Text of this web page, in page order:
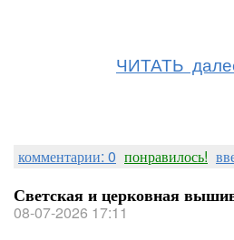
ЧИТАТЬ
комментарии: 0 понравилось!
Светская и церковная
08-07-2026 17:11